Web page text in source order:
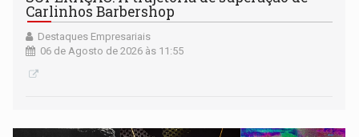
Carlinhos Barbershop
Destaques Empresariais
06 de Agosto de 2026 às 11:55